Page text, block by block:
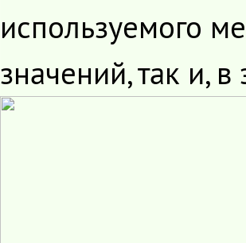
используемого
значений, так и,